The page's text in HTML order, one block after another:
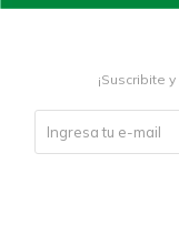
¡Suscribite